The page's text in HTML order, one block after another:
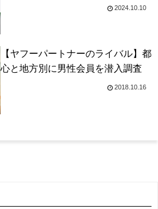
2024.10.10
【ヤフーパートナーのライバル】都
心と地方別に男性会員を潜入調査
2018.10.16